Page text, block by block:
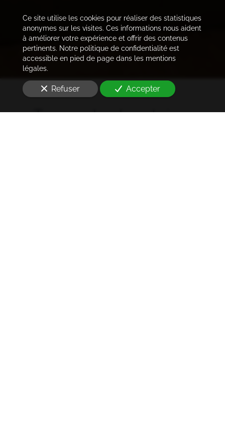
Trouver les locataires
Ce site utilise les cookies pour réaliser des statistiques
anonymes sur les visites. Ces informations nous aident
à améliorer votre expérience et offrir des contenus
pertinents. Notre politique de confidentialité est
accessible en pied de page dans les mentions
légales.
Refuser Accepter